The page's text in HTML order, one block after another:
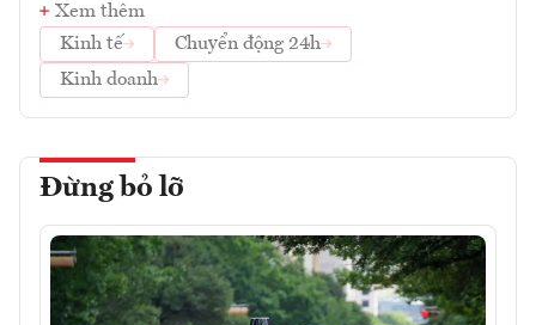
Xem thêm
Kinh tế
Chuyển động 24h
Kinh doanh
Đừng bỏ lỡ